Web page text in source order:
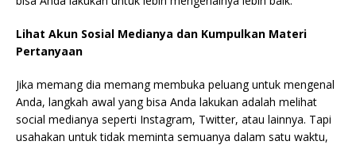
Lihat Akun Sosial Medianya dan Kumpulkan Materi
Pertanyaan
Jika memang dia memang membuka peluang untuk mengenal
Anda, langkah awal yang bisa Anda lakukan adalah melihat
social medianya seperti Instagram, Twitter, atau lainnya. Tapi
usahakan untuk tidak meminta semuanya dalam satu waktu,